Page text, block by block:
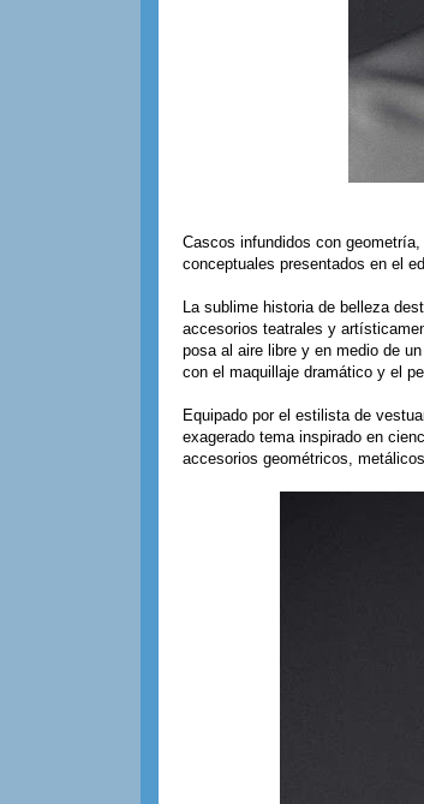
Cascos infundidos con
conceptuales presentados en el
La sublime historia de belleza
accesorios teatrales y
posa al aire libre y en medio de
con el maquillaje dramático y el
Equipado por el estilista de
exagerado tema inspirado en
accesorios geométricos,